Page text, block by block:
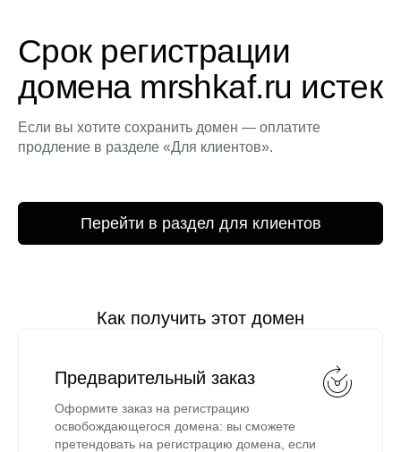
Срок регистрации
домена mrshkaf.ru истек
Если вы хотите сохранить домен — оплатите
продление в разделе «Для клиентов».
Перейти в раздел для клиентов
Как получить этот домен
Предварительный заказ
Оформите заказ на регистрацию
освобождающегося домена: вы сможете
претендовать на регистрацию домена, если